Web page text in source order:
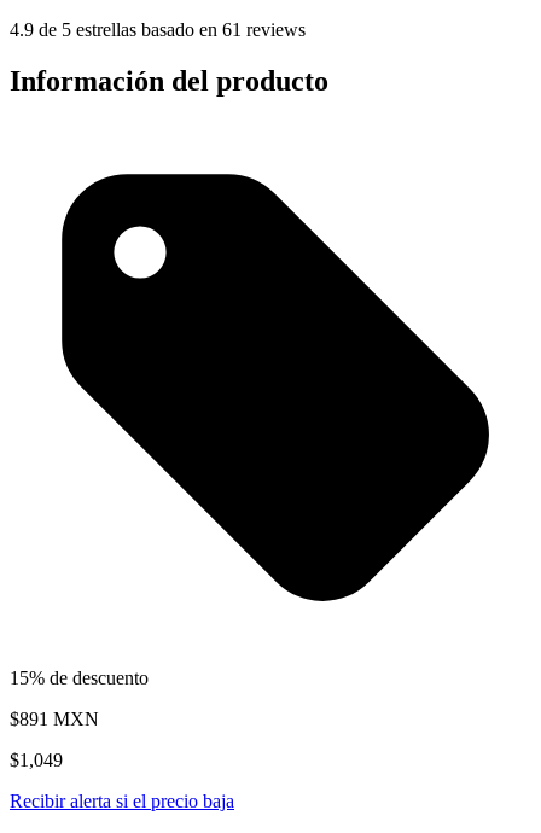
4.9 de 5 estrellas basado en 61 reviews
Información del producto
15% de descuento
$891 MXN
$1,049
Recibir alerta si el precio baja